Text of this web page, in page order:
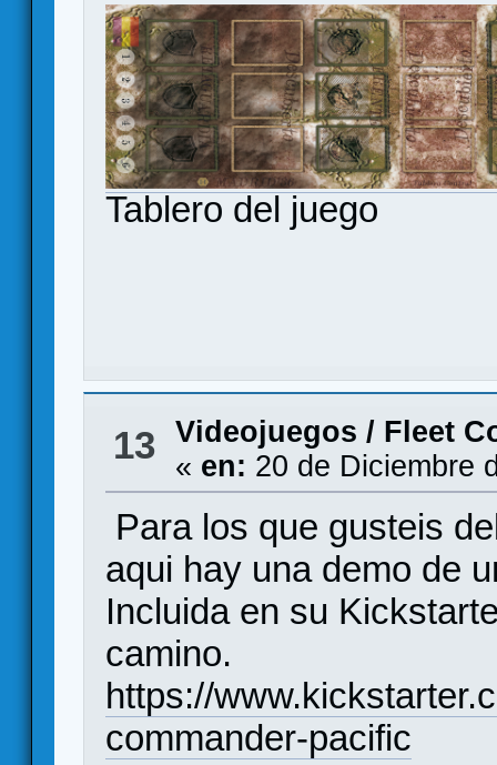
Tablero del juego
13 Videojuegos / Fleet
« en: 20 de Diciembre
Para los que gusteis
aqui hay una demo de
Incluida en su
camino.
https://
commander-pacific